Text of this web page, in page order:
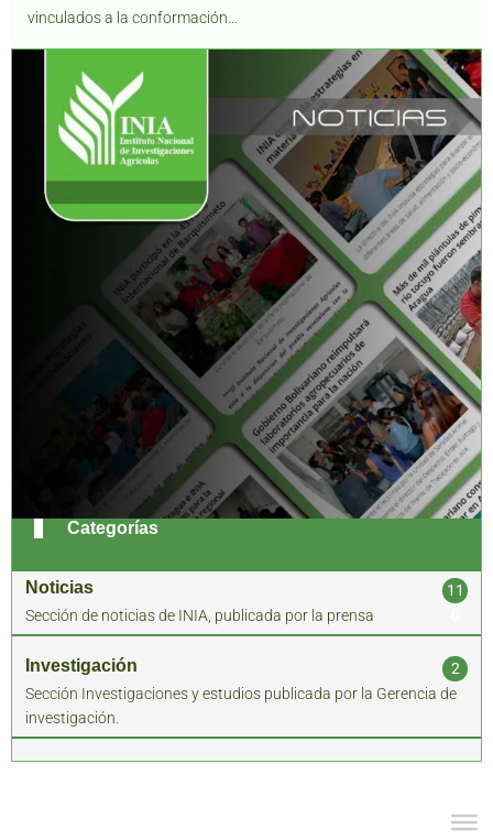
vinculados a la conformación…
Categorías
Noticias
11
Sección de noticias de INIA, publicada por la prensa
Investigación
2
Sección Investigaciones y estudios publicada por la Gerencia de
investigación.